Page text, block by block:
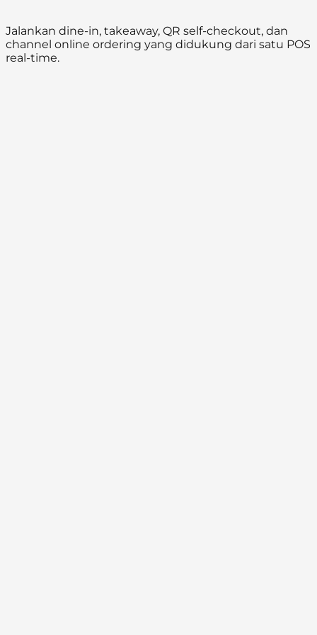
Jalankan dine-in, takeaway, QR self-checkout, dan
channel online ordering yang didukung dari satu POS
real-time.